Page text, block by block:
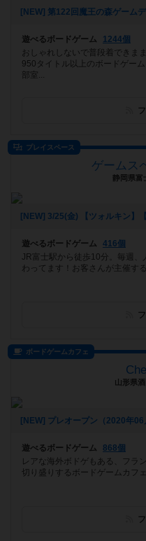
[NEW] 第122回魔王の森ゲーム
遊べるボードゲーム
1244個
おしゃれしないで普段着できま
950タイトル以上のボードゲー
部室...
プレイスペース
ゲームス
静岡県富
遊べるボードゲーム
416個
JR富士駅から徒歩10分。毎週
わってます！お客さんが主催す
ボードゲームカフェ
山形県
[NEW] プレオープン（2020年06
遊べるボードゲーム
868個
レアな海外ボドゲもある、フラ
切り盛りするボードゲームカフ